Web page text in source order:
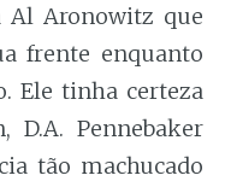
Al Aronowitz que
frente enquanto
Ele tinha certeza
D.A. Pennebaker
tão machucado